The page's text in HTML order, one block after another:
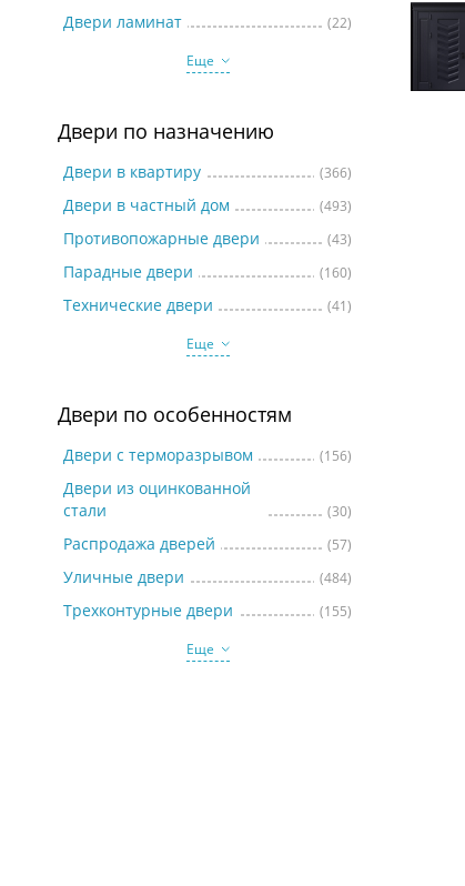
Двери ламинат
(22)
Еще
Двери по назначению
Двери в квартиру (366)
Двери в частный дом (493)
Противопожарные двери (43)
Парадные двери (160)
Технические двери
(41)
Еще
Двери по особенностям
Двери с терморазрывом (156)
Двери из оцинкованной
стали
(30)
Распродажа дверей (57)
Уличные двери (484)
Трехконтурные двери
(155)
Еще